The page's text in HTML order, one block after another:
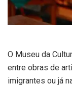
O Museu da
entre obras de
imigrantes ou já